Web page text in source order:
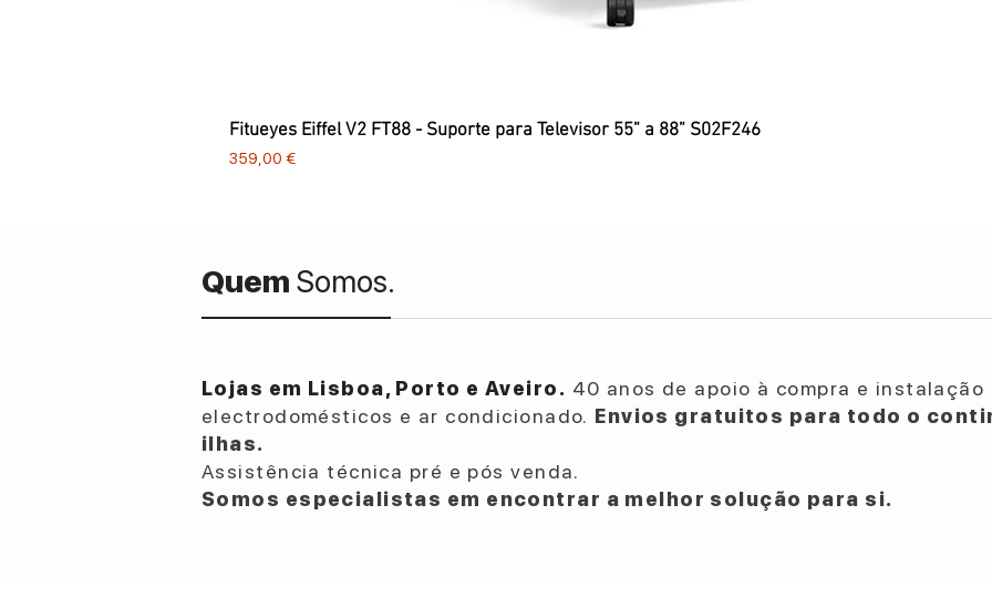
Fitueyes Eiffel V2 FT88 - Suporte para Televisor 55” a 88” S02F246
Preço
359,00 €
Quem Somos.
Lojas em Lisboa, Porto e Aveiro. 40 anos de apoio à compra e instalação
electrodomésticos e ar condicionado. Envios gratuitos para todo o
ilhas.
Assistência técnica pré e pós venda.
Somos especialistas em encontrar a melhor solução para si.